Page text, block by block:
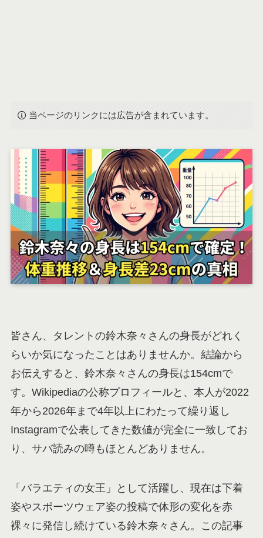
当ページのリンクには広告が含まれています。
皆さん、タレントの鈴木奈々さんの身長がどれく
らいか気になったことはありませんか。結論から
お伝えすると、鈴木奈々さんの身長は154cmで
す。Wikipediaの公称プロフィールと、本人が2022
年から2026年まで4年以上にわたって繰り返し
Instagramで公表してきた数値が完全に一致してお
り、サバ読みの噂もほとんどありません。
「バラエティの女王」として活躍し、現在は下着
姿やスポーツウェア姿の投稿で体形の変化を赤
裸々に発信し続けている鈴木奈々さん。この記事